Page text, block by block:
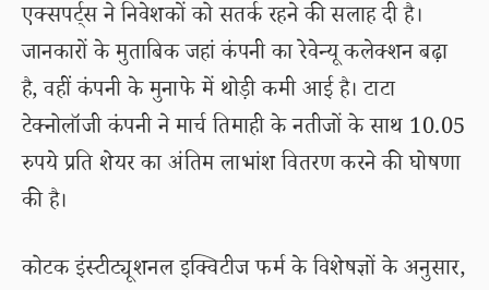
एक्सपर्ट्स ने निवेशकों को सतर्क रहने की सलाह दी है।
जानकारों के मुताबिक जहां कंपनी का रेवेन्यू कलेक्शन बढ़ा
है, वहीं कंपनी के मुनाफे में थोड़ी कमी आई है। टाटा
टेक्नोलॉजी कंपनी ने मार्च तिमाही के नतीजों के साथ 10.05
रुपये प्रति शेयर का अंतिम लाभांश वितरण करने की घोषणा
की है।
कोटक इंस्टीट्यूशनल इक्विटीज फर्म के विशेषज्ञों के अनुसार,